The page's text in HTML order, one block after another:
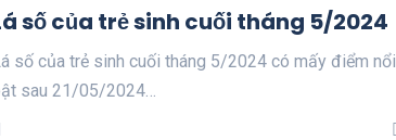
số của trẻ sinh cuối tháng 5/2024
số của trẻ sinh cuối tháng 5/2024 có mấy điểm nổi
sau 21/05/2024…